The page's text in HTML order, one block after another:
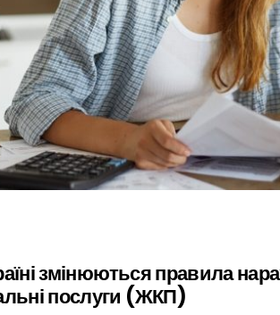
змінюються правила
послуги (ЖКП)